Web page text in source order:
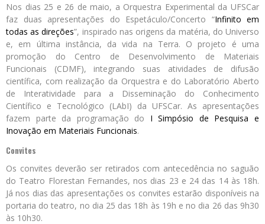
Nos dias 25 e 26 de maio, a Orquestra Experimental da UFSCar
faz duas apresentações do Espetáculo/Concerto “Infinito em
todas as direções”, inspirado nas origens da matéria, do Universo
e, em última instância, da vida na Terra. O projeto é uma
promoção do Centro de Desenvolvimento de Materiais
Funcionais (CDMF), integrando suas atividades de difusão
científica, com realização da Orquestra e do Laboratório Aberto
de Interatividade para a Disseminação do Conhecimento
Científico e Tecnológico (LAbI) da UFSCar. As apresentações
fazem parte da programação do I Simpósio de Pesquisa e
Inovação em Materiais Funcionais.
Convites
Os convites deverão ser retirados com antecedência no saguão
do Teatro Florestan Fernandes, nos dias 23 e 24 das 14 às 18h.
Já nos dias das apresentações os convites estarão disponíveis na
portaria do teatro, no dia 25 das 18h às 19h e no dia 26 das 9h30
às 10h30.